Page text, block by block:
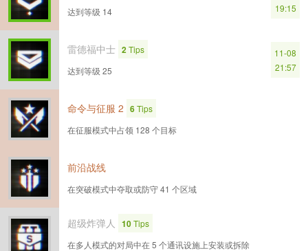
达到等级 14
19:15
雷德福中士 2Tips
达到等级 25
11-08
21:57
命令与征服 2 6Tips
在征服模式中占领 128 个目标
前沿战线
在突破模式中夺取或防守 41 个区域
超级炸弹人 10Tips
在多人模式的对局中在 5 个通讯设施上安装或拆除